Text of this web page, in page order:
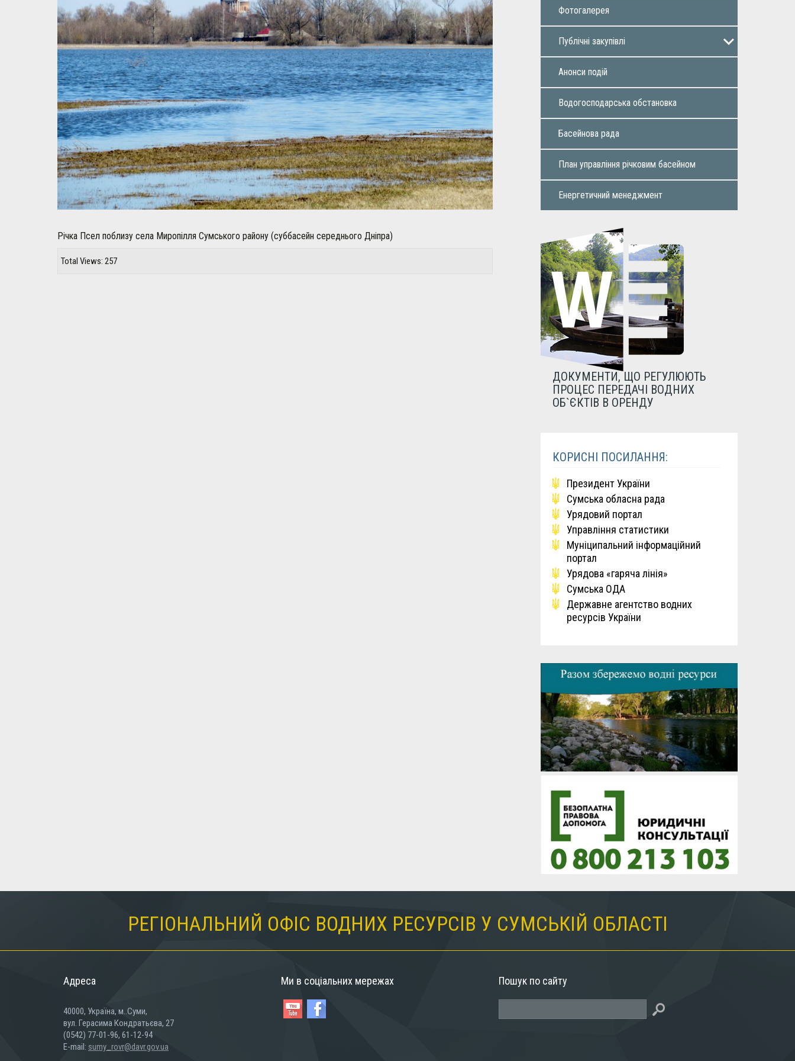
Річка Псел поблизу села Миропілля Сумського району (суббасейн середнього Дніпра)
Total Views: 257
Фотогалерея
Публічні закупiвлi
Анонси подій
Водогосподарська обстановка
Басейнова рада
План управління річковим басейном
Енергетичний менеджмент
ДОКУМЕНТИ, ЩО РЕГУЛЮЮТЬ
ПРОЦЕС ПЕРЕДАЧІ ВОДНИХ
ОБ`ЄКТІВ В ОРЕНДУ
КОРИСНІ ПОСИЛАННЯ:
Президент України
Сумська обласна рада
Урядовий портал
Управління статистики
Мунiципальний iнформацiйний
портал
Урядова «гаряча лінія»
Сумська ОДА
Державне агентство водних
ресурсів України
РЕГІОНАЛЬНИЙ ОФІС ВОДНИХ РЕСУРСІВ У СУМСЬКІЙ ОБЛАСТІ
Адреса
40000, Україна, м..Суми,
вул. Герасима Кондратьєва, 27
(0542) 77-01-96, 61-12-94
E-mail: sumy_rovr@davr.gov.ua
Ми в соціальних мережах Пошук по сайту